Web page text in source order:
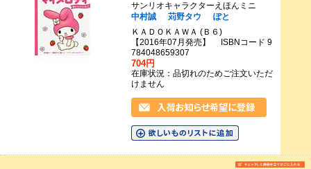
サンリオキャラクターえほんミニ
中村誠
苅野タウ
ぽと
ＫＡＤＯＫＡＷＡ (Ｂ６)
【2016年07月発売】 ISBNコード 9
784048659307
704円
在庫状況：品切れのためご注文いただ
けません